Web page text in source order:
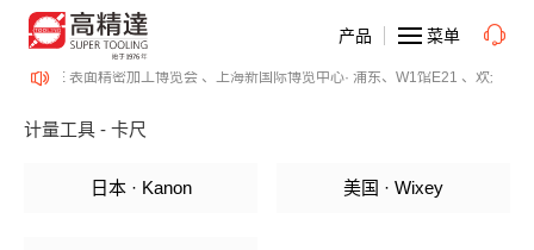
表面精密加工博览会 、上海新国际博览中心· 浦东、W1馆E21 、欢迎莅临
产品 菜单
计量工具 - 卡尺
日本 · Kanon 美国 · Wixey